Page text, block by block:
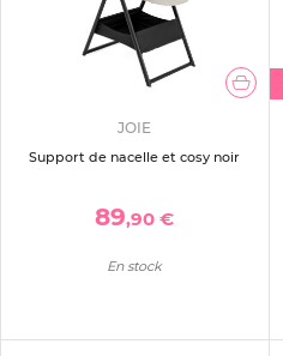
JOIE
Support de nacelle et cosy noir
89,90 €
En stock